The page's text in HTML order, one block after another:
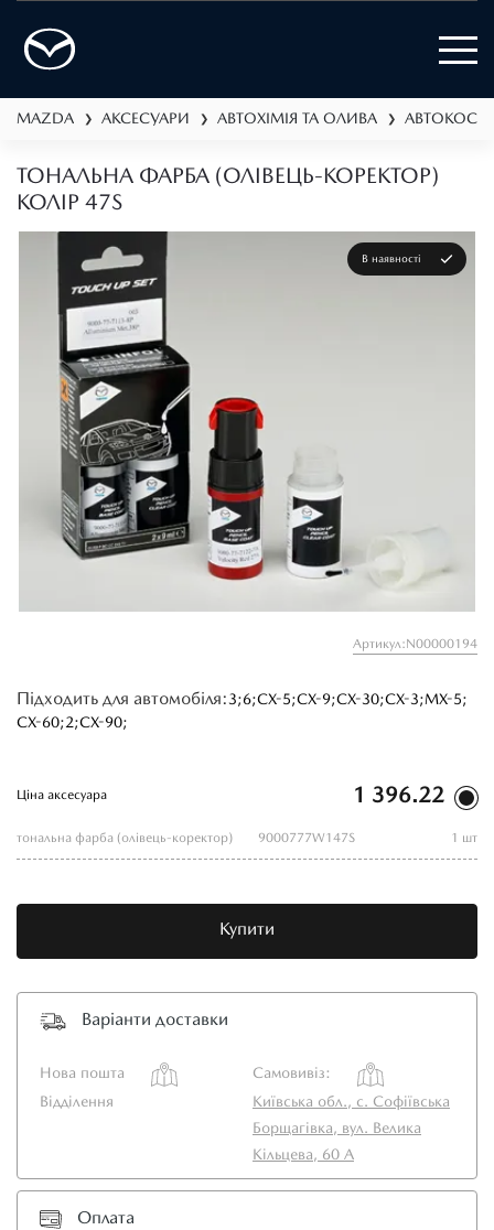
MAZDA ❯ АКСЕСУАРИ ❯ АВТОХІМІЯ ТА ОЛИВА ❯
ТОНАЛЬНА ФАРБА (ОЛІВЕЦЬ-КОРЕКТОР)
КОЛІР 47S
В наявності
Артикул:N00000194
Підходить для автомобіля:3;6;CX-5;CX-9;CX-30;CX-3;MX-5;
CX-60;2;CX-90;
Ціна аксесуара 1 396.22
тональна фарба (олівець-коректор) 9000777W147S 1 шт
Купити
Варіанти доставки
Нова пошта
Самовивіз:
Відділення
Київська обл., с. Софіївська
Борщагівка, вул. Велика
Кільцева, 60 А
Оплата